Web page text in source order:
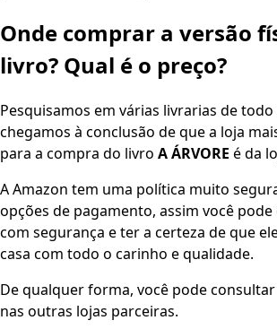
Onde comprar a versão
livro? Qual é o preço?
Pesquisamos em várias livrarias de todo
chegamos à conclusão de que a loja
para a compra do livro A ÁRVORE é da
A Amazon tem uma política muito
opções de pagamento, assim você
com segurança e ter a certeza de que
casa com todo o carinho e qualidade.
De qualquer forma, você pode
nas outras lojas parceiras.